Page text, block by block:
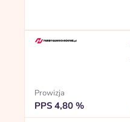
Prowizja
PPS 4,80 %